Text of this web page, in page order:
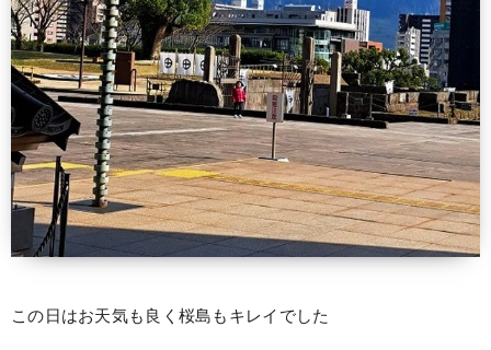
この日はお天気も良く桜島もキレイでした